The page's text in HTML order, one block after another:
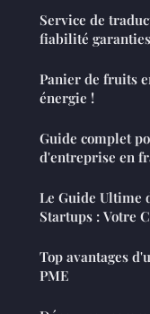
Service de
fiabilité garanties
Panier de fruits
énergie !
Guide complet
d'entreprise en
Le Guide Ultime
Startups : Votre
Top avantages
PME